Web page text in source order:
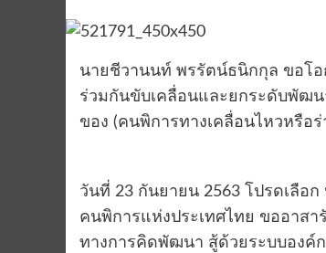
นายชีวานนท์ พรรัตน์ธนิกกุล ขอโอ
ร่วมกันขับเคลื่อนและยกระดับพัฒน
ของ (คนพิการทางเคลื่อนไหวหรือร่
วันที่ 23 กันยายน 2563 โปรดเลื
คนพิการแห่งประเทศไทย ขออาส
ทางการคิดพัฒนา สู้ด้วยระบบองค์